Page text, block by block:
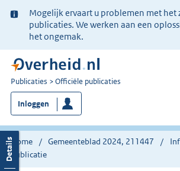
Ter
informatie:
Mogelijk ervaart u problemen met het
publicaties. We werken aan een
het ongemak.
U
bent
nu
hier:
Publicaties Officiële publicaties
Inloggen
Home Gemeenteblad 2024, 211447
publicatie